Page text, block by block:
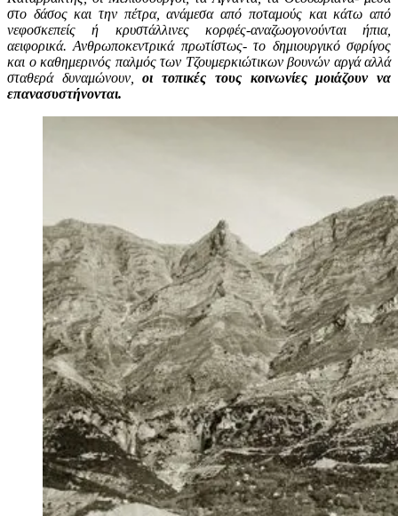
στο δάσος και την πέτρα, ανάμεσα από ποταμούς και κάτω από
νεφοσκεπείς ή κρυστάλλινες κορφές-αναζωογονούνται ήπια,
αειφορικά. Ανθρωποκεντρικά πρωτίστως- το δημιουργικό σφρίγος
και ο καθημερινός παλμός των Τζουμερκιώτικων βουνών αργά αλλά
σταθερά δυναμώνουν,οι τοπικές τους κοινωνίες μοιάζουν να
επανασυστήνονται.